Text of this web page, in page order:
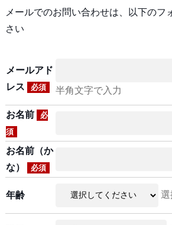
メールでのお問い合わせは、以下のフ
さい
メールアド
レス
必須 半角文字で入力
お名前
必
須
お名前（か
な）
必須
年齢 選